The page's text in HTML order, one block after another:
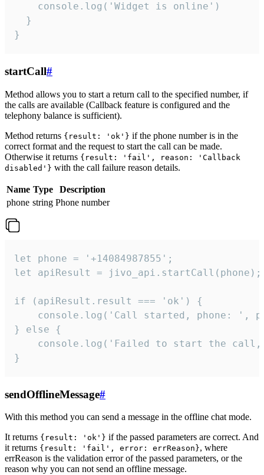
    console.log('Widget is online')
  }
}
startCall#
Method allows you to start a return call to the specified number, if
the calls are available (Callback feature is configured and the
telephony balance is sufficient).
Method returns {result: 'ok'} if the phone number is in the
correct format and the request to start the call can be made.
Otherwise it returns {result: 'fail', reason: 'Callback
disabled'} with the call failure reason details.
Name Type
Description
phone string Phone number
let phone = '+14084987855';
let apiResult = jivo_api.startCall(phone);
if (apiResult.result === 'ok') {
console.log('Call started, phone: ',
} else {
console.log('Failed to start the
}
sendOfflineMessage#
With this method you can send a message in the offline chat mode.
It returns {result: 'ok'} if the passed parameters are correct. And
it returns {result: 'fail', error: errReason}, where
errReason is the validation error of the passed parameters, or the
reason why you can not send an offline message.